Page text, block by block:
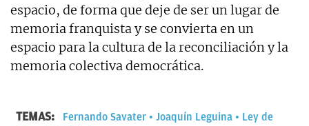
espacio, de forma que deje de ser un lugar de
memoria franquista y se convierta en un
espacio para la cultura de la reconciliación y la
memoria colectiva democrática.
TEMAS: Fernando Savater Joaquín Leguina
Ley de